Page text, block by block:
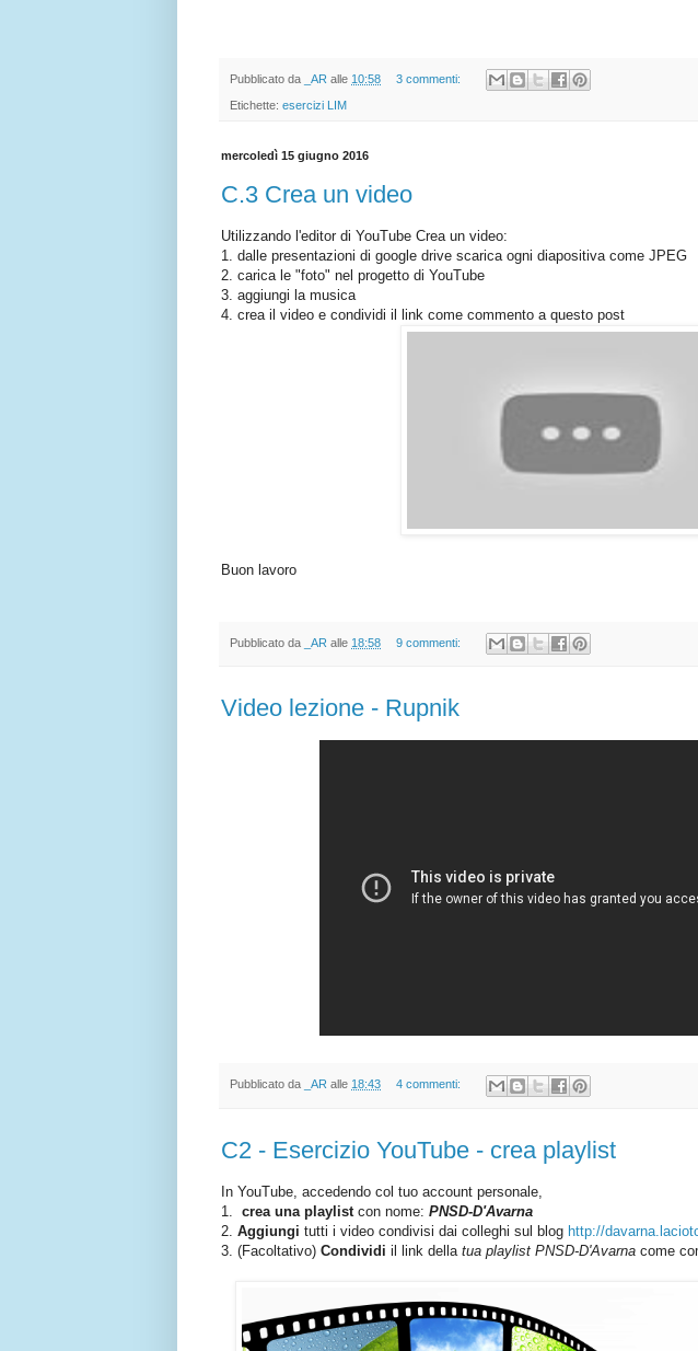
Pubblicato da _AR alle 10:58 3 commenti:
Etichette: esercizi LIM
mercoledì 15 giugno 2016
C.3 Crea un video
Utilizzando l'editor di YouTube Crea un video:
1. dalle presentazioni di google drive scarica ogni diapositiva come JPEG
2. carica le "foto" nel progetto di YouTube
3. aggiungi la musica
4. crea il video e condividi il link come commento a questo post
Buon lavoro
Pubblicato da _AR alle 18:58 9 commenti:
Video lezione - Rupnik
Pubblicato da _AR alle 18:43 4 commenti:
C2 - Esercizio YouTube - crea playlist
In YouTube, accedendo col tuo account personale,
1. crea una playlistcon nome: PNSD-D'Avarna
2. Aggiungi tutti i video condivisi dai colleghi sul blog http://
3. (Facoltativo) Condividi il link dellatua playlist PNSD-D'Avarna come